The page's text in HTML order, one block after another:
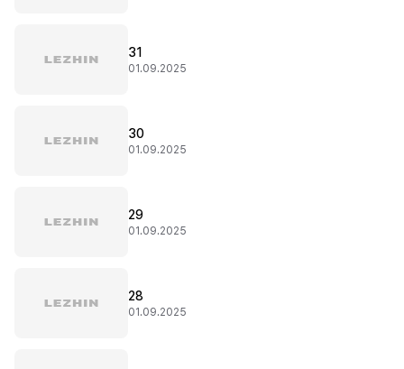
31
01.09.2025
30
01.09.2025
29
01.09.2025
28
01.09.2025